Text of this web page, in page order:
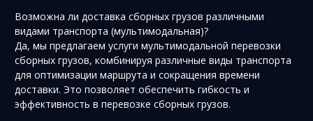
Возможна ли доставка сборных грузов различными
видами транспорта (мультимодальная)?
Да, мы предлагаем услуги мультимодальной перевозки
сборных грузов, комбинируя различные виды транспорта
для оптимизации маршрута и сокращения времени
доставки. Это позволяет обеспечить гибкость и
эффективность в перевозке сборных грузов.